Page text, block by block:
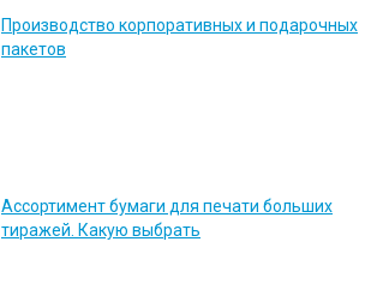
Производство корпоративных и подарочных
пакетов
Ассортимент бумаги для печати больших
тиражей. Какую выбрать